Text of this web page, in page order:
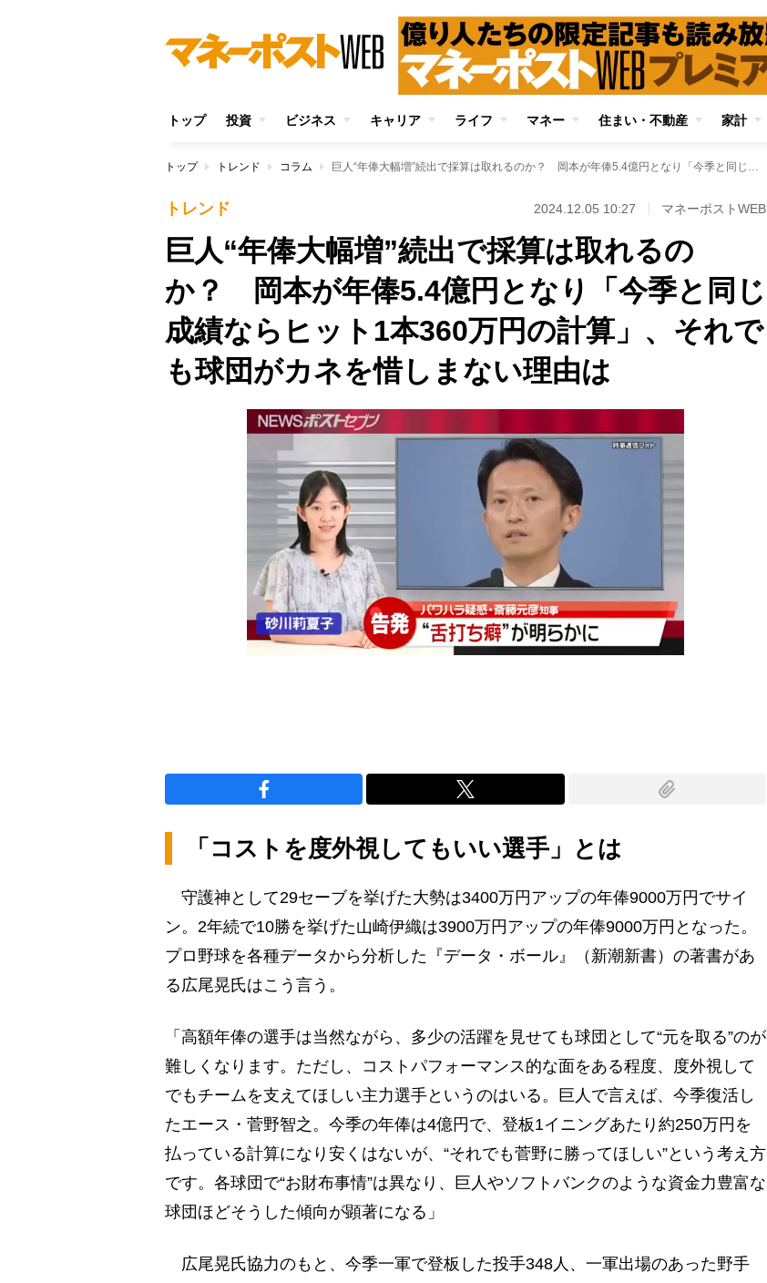
トップ 投資 ビジネス キャリア ライフ マネー 住まい・不動産 家計
トップ トレンド コラム 巨人“年俸大幅増”続出で採算は取れるのか？ 岡本が年俸5.4億円となり「今季と同じ成績ならヒット1本360万円の計算」、それでも球団がカネを惜しまない理由は
トレンド 2024.12.05 10:27 マネーポストWEB
巨人“年俸大幅増”続出で採算は取れるの
か？ 岡本が年俸5.4億円となり「今季と同じ
成績ならヒット1本360万円の計算」、それで
も球団がカネを惜しまない理由は
「コストを度外視してもいい選手」とは
守護神として29セーブを挙げた大勢は3400万円アップの年俸9000万円でサイ
ン。2年続で10勝を挙げた山崎伊織は3900万円アップの年俸9000万円となった。
プロ野球を各種データから分析した『データ・ボール』（新潮新書）の著書があ
る広尾晃氏はこう言う。
「高額年俸の選手は当然ながら、多少の活躍を見せても球団として“元を取る”のが
難しくなります。ただし、コストパフォーマンス的な面をある程度、度外視して
でもチームを支えてほしい主力選手というのはいる。巨人で言えば、今季復活し
たエース・菅野智之。今季の年俸は4億円で、登板1イニングあたり約250万円を
払っている計算になり安くはないが、“それでも菅野に勝ってほしい”という考え方
です。各球団で“お財布事情”は異なり、巨人やソフトバンクのような資金力豊富な
球団ほどそうした傾向が顕著になる」
広尾晃氏協力のもと、今季一軍で登板した投手348人、一軍出場のあった野手